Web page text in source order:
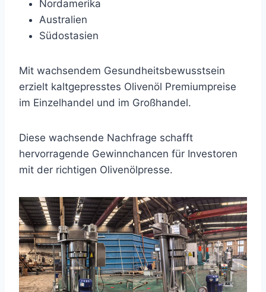
Nordamerika
Australien
Südostasien
Mit wachsendem Gesundheitsbewusstsein
erzielt kaltgepresstes Olivenöl Premiumpreise
im Einzelhandel und im Großhandel.
Diese wachsende Nachfrage schafft
hervorragende Gewinnchancen für Investoren
mit der richtigen Olivenölpresse.